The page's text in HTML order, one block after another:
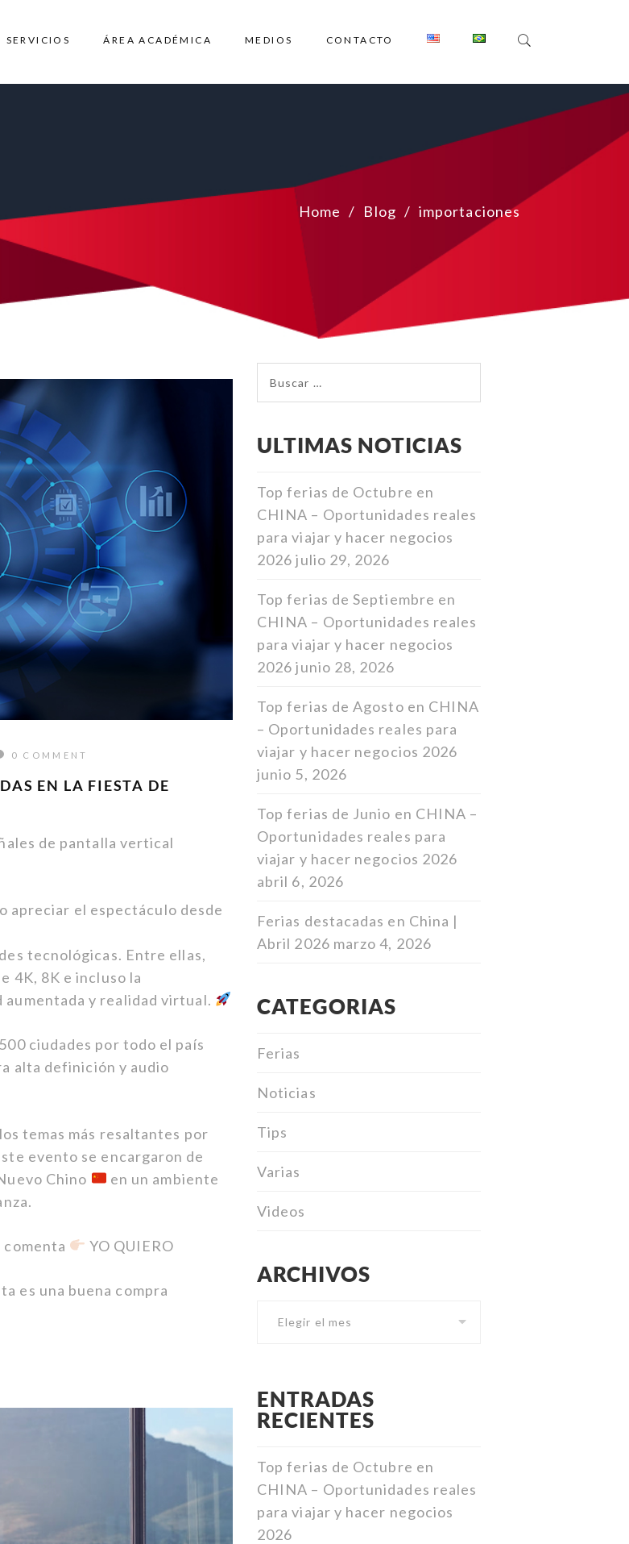
SERVICIOS ÁREA ACADÉMICA MEDIOS CONTACTO
Home Blog importaciones
0 COMMENT
EN LA FIESTA DE
de pantalla vertical
apreciar el espectáculo desde
tecnológicas. Entre ellas,
4K, 8K e incluso la
y realidad virtual.
ciudades por todo el país
alta definición y audio
temas más resaltantes por
evento se encargaron de
Chino
en un ambiente
comenta YO QUIERO
es una buena compra
ULTIMAS NOTICIAS
Top ferias de Octubre en
CHINA – Oportunidades reales
para viajar y hacer negocios
2026 julio 29, 2026
Top ferias de Septiembre en
CHINA – Oportunidades reales
para viajar y hacer negocios
2026 junio 28, 2026
Top ferias de Agosto en CHINA
– Oportunidades reales para
viajar y hacer negocios 2026
junio 5, 2026
Top ferias de Junio en CHINA –
Oportunidades reales para
viajar y hacer negocios 2026
abril 6, 2026
Ferias destacadas en China |
Abril 2026 marzo 4, 2026
CATEGORIAS
Ferias
Noticias
Tips
Varias
Videos
ARCHIVOS
ENTRADAS
RECIENTES
Top ferias de Octubre en
CHINA – Oportunidades reales
para viajar y hacer negocios
2026